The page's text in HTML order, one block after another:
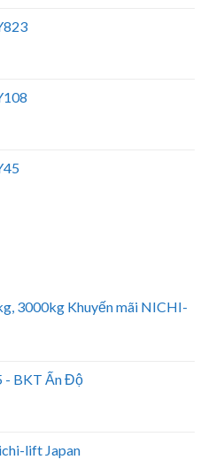
3000kg Khuyến mãi NICHI-
- BKT Ấn Độ
lift Japan